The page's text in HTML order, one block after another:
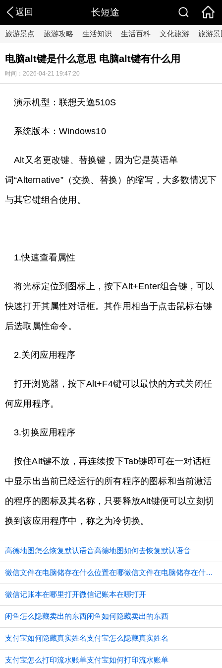
返回 长短途
旅游景点 旅游攻略 生活知识 生活百科 文化旅游 旅游景
电脑alt键是什么意思 电脑alt键有什么用
时间：2026-04-21 19:47:20
演示机型：联想天逸510S
系统版本：Windows10
Alt又名更改键、替换键，因为它是英语单
词“Alternative”（交换、替换）的缩写，大多数情况下
与其它键组合使用。
1.快速查看属性
将光标定位到图标上，按下Alt+Enter组合键，可以
快速打开其属性对话框。其作用相当于点击鼠标右键
后选取属性命令。
2.关闭应用程序
打开浏览器，按下Alt+F4键可以最快的方式关闭任
何应用程序。
3.切换应用程序
按住Alt键不放，再连续按下Tab键即可在一对话框
中显示出当前已经运行的所有程序的图标和当前激活
的程序的图标及其名称，只要释放Alt键便可以立刻切
换到该应用程序中，称之为冷切换。
高德地图怎么恢复默认语音高德地图如何去恢复默认语音
微信文件在电脑储存在什么位置在哪微信文件在电脑储存在什么位置
微信记账本在哪里打开微信记账本在哪打开
闲鱼怎么隐藏卖出的东西闲鱼如何隐藏卖出的东西
支付宝如何隐藏真实姓名支付宝怎么隐藏真实姓名
支付宝怎么打印流水账单支付宝如何打印流水账单